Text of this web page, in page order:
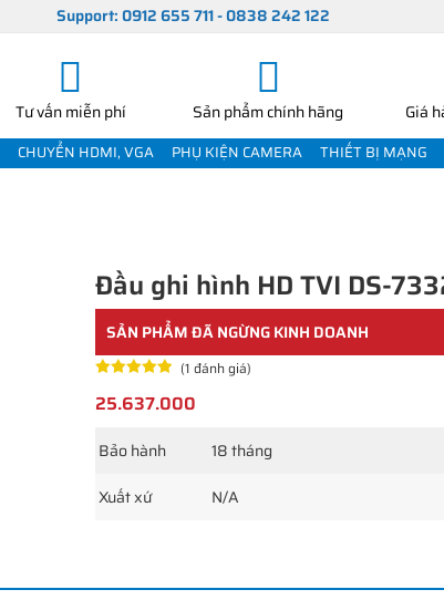
Support: 0912 655 711 - 0838 242 122
Tư vấn miễn phí Sản phẩm chính hãng Giá
CHUYỂN HDMI, VGA PHỤ KIỆN CAMERA THIẾT BỊ MẠNG
Đầu ghi hình HD TVI DS-
SẢN PHẨM ĐÃ NGỪNG KINH DOANH
(1 đánh giá)
25.637.000
Bảo hành
18 tháng
Xuất xứ
N/A